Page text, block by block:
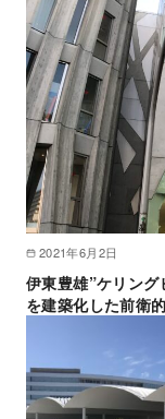
2021年6月2日
伊東豊雄”ケリン
を建築化した前衛